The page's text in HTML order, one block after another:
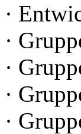
·
·
·
·
·